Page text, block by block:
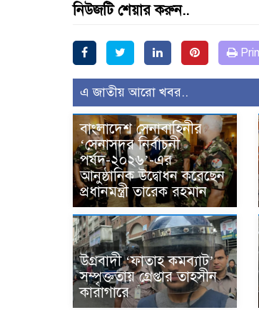
নিউজটি শেয়ার করুন..
এ জাতীয় আরো খবর..
বাংলাদেশ সেনাবাহিনীর
‘সেনাসদর নির্বাচনী
পর্ষদ-২০২৬’-এর
আনুষ্ঠানিক উদ্বোধন করেছেন
প্রধানমন্ত্রী তারেক রহমান
উগ্রবাদী ‘ফাতাহ কমব্যাট’
সম্পৃক্ততায় গ্রেপ্তার তাহসীন
কারাগারে